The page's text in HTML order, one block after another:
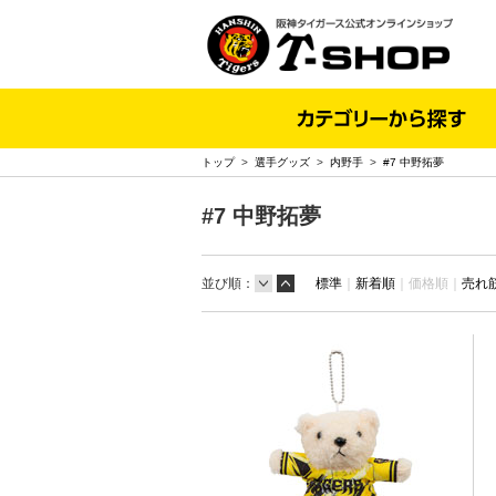
トップ> 選手グッズ > 内野手 > #7 中野拓夢
#7 中野拓夢
並び順： 標準 ｜ 新着順 ｜ 価格順｜ 売れ